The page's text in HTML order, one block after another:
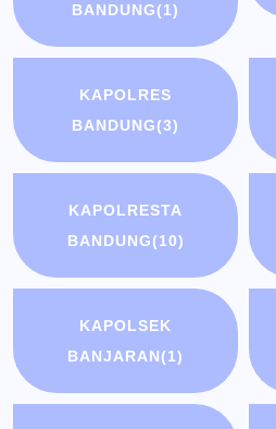
BANDUNG(1)
KAPOLRES
BANDUNG(3)
KAPOLRESTA
BANDUNG(10)
KAPOLSEK
BANJARAN(1)